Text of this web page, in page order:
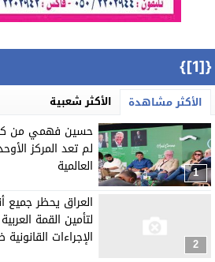
{[1]}
الأكثر مشاهدة الأكثر شعبية
1
حسين فهمي من
لم تعد المركز
العالمية
2
العراق يحظر جميع
لتأمين القمة
الإجراءات